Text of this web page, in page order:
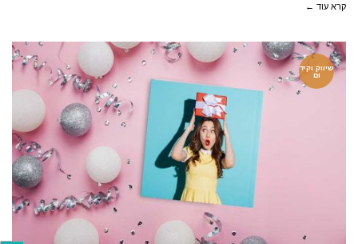
קרא עוד ←
שיווק וקיד
ום